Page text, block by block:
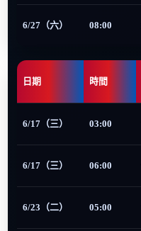
6/27（六） 08:00
日期 時間
6/17（三） 03:00
6/17（三） 06:00
6/23（二） 05:00